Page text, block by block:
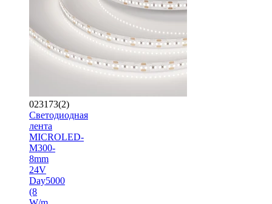
023173(2)
Светодиодная
лента
MICROLED-
M300-
8mm
24V
Day5000
(8